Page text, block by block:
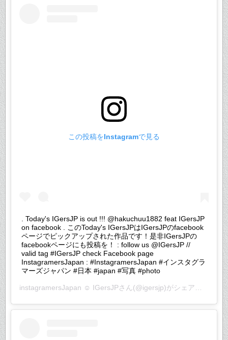
この投稿をInstagramで見る
. Today's IGersJP is out !!! @hakuchuu1882 feat IGersJP
on facebook . このToday's IGersJPはIGersJPのfacebook
ページでピックアップされた作品です！是非IGersJPの
facebookページにも投稿を！ : follow us @IGersJP //
valid tag #IGersJP check Facebook page
InstagramersJapan : #InstagramersJapan #インスタグラ
マーズジャパン #日本 #japan #写真 #photo
instagramersJapan ☺︎ IGersJPさん(@igersjp)がシェアした投稿 –